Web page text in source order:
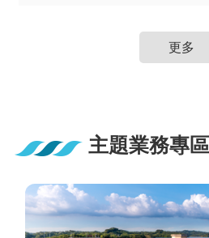
站
料
開
放
更多
主題業務專區